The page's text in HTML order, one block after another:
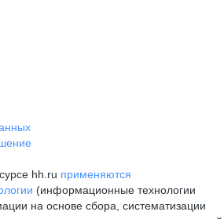
hh.ru применяются
(информационные технологии
на основе сбора, систематизации